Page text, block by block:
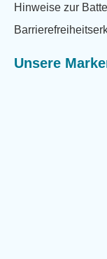
Hinweise zur
Unsere